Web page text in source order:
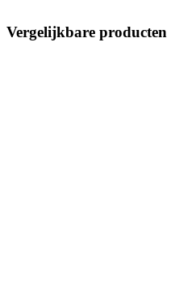
Vergelijkbare producten